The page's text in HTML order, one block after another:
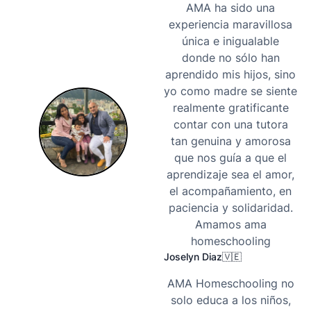
AMA ha sido una
experiencia maravillosa
única e inigualable
donde no sólo han
aprendido mis hijos, sino
yo como madre se siente
realmente gratificante
contar con una tutora
tan genuina y amorosa
que nos guía a que el
aprendizaje sea el amor,
el acompañamiento, en
paciencia y solidaridad.
Amamos ama
homeschooling
Joselyn Diaz🇻🇪
AMA Homeschooling no
solo educa a los niños,